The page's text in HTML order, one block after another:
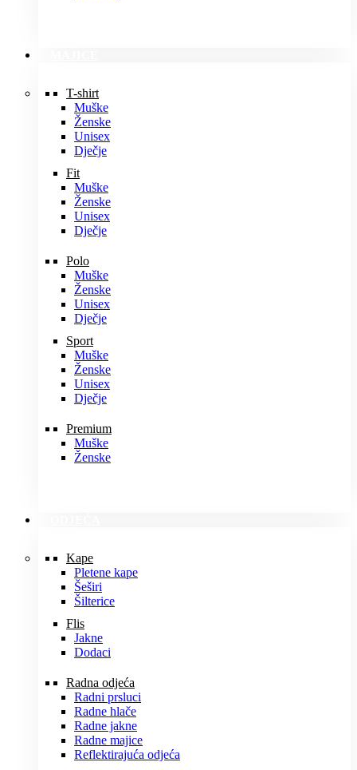
T-shirt
Muške
Ženske
Unisex
Dječje
Fit
Muške
Ženske
Unisex
Dječje
Polo
Muške
Ženske
Unisex
Dječje
Sport
Muške
Ženske
Unisex
Dječje
Premium
Muške
Ženske
Kape
Pletene kape
Šeširi
Šilterice
Flis
Jakne
Dodaci
Radna odjeća
Radni prsluci
Radne hlače
Radne jakne
Radne majice
Reflektirajuća odjeća